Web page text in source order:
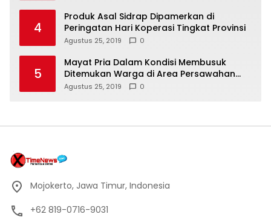
4
Produk Asal Sidrap Dipamerkan di
Peringatan Hari Koperasi Tingkat Provinsi
Agustus 25, 2019 0
5
Mayat Pria Dalam Kondisi Membusuk
Ditemukan Warga di Area Persawahan
Sidoarjo
Agustus 25, 2019 0
Mojokerto, Jawa Timur, Indonesia
+62 819-0716-9031